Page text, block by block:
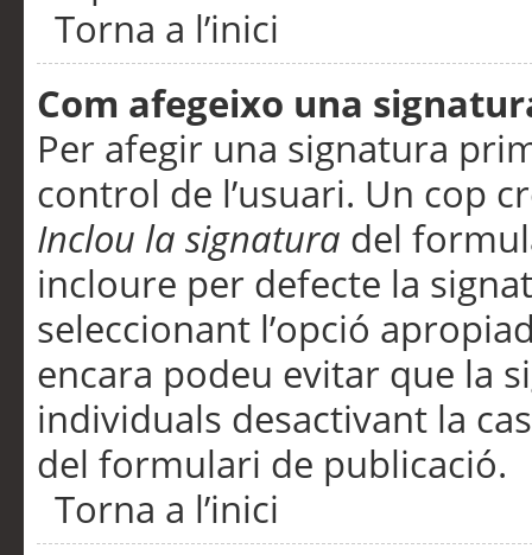
Torna a l’inici
Com afegeixo una
Per afegir una signatura
control de l’usuari. Un cop
Inclou la signatura del
incloure per defecte la
seleccionant l’opció
encara podeu evitar que la
individuals desactivant la
del formulari de publicació.
Torna a l’inici